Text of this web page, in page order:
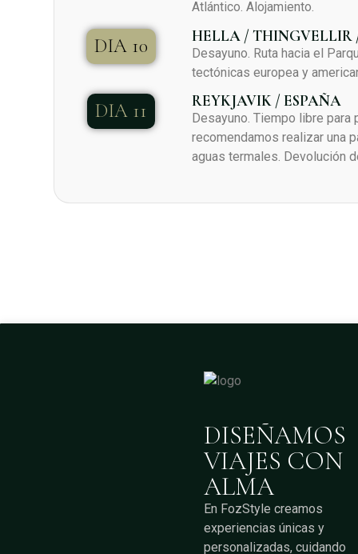
Atlántico. Alojamiento.
DIA 10 HELLA / THINGVELLIR
Desayuno. Ruta hacia el
tectónicas europea y
DIA 11 REYKJAVIK / ESPAÑA
Desayuno. Tiempo libre para
recomendamos realizar una
aguas termales. Devolución
DISEÑAMOS
VIAJES CON
ALMA
En FozStyle creamos
experiencias únicas y
personalizadas, cuidando